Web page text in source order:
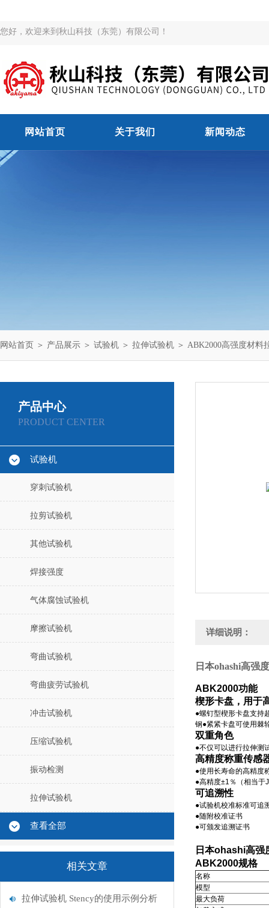
您好，欢迎来到秋山科技（东莞）有限公司！
网站首页 关于我们 新闻动态
网站首页 ＞ 产品展示 ＞ 试验机 ＞ 拉伸试验机 ＞ ABK2000高强度材料
产品中心
PRODUCT CENTER
试验机
穿刺试验机
拉剪试验机
其他试验机
焊接强度
气体腐蚀试验机
摩擦试验机
弯曲试验机
弯曲疲劳试验机
冲击试验机
压缩试验机
振动检测
拉伸试验机
查看全部
相关文章
拉伸试验机 Stency的使用示例分析
详细说明：
日本ohashi高强
ABK2000功能
楔形卡盘，用于
●螺钉型楔形卡盘支持
钢●紧紧卡盘可使用棘
双重角色
●不仅可以进行拉伸测
高精度称重传感
●使用长寿命的高精度
●高精度±1％（相当于
可追溯性
●试验机校准标准可追
●随附校准证书
●可颁发追溯证书
日本ohashi高强
ABK2000规格
名称
模型
最大负荷